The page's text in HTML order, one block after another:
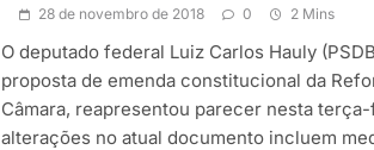
28 de novembro de 2018 0 2 Mins
O deputado federal Luiz Carlos Hauly
proposta de emenda constitucional da
Câmara, reapresentou parecer nesta terça-
alterações no atual documento incluem